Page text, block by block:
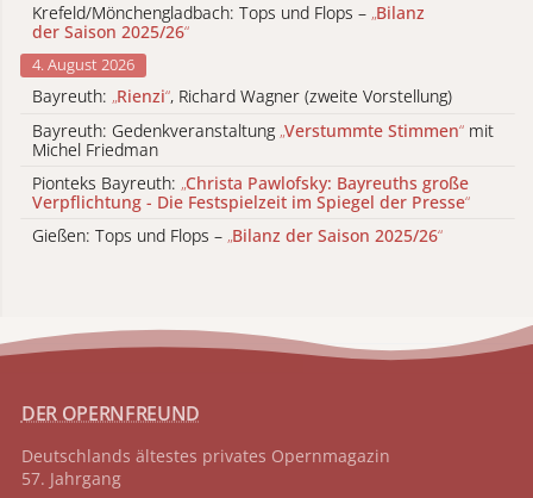
Krefeld/Mönchengladbach: Tops und Flops – „Bilanz
der Saison 2025/26“
4. August 2026
Bayreuth: „Rienzi“, Richard Wagner (zweite Vorstellung)
Bayreuth: Gedenkveranstaltung „Verstummte Stimmen“ mit
Michel Friedman
Pionteks Bayreuth: „Christa Pawlofsky: Bayreuths große
Verpflichtung - Die Festspielzeit im Spiegel der Presse“
Gießen: Tops und Flops – „Bilanz der Saison 2025/26“
DER OPERNFREUND
Deutschlands ältestes privates Opernmagazin
57. Jahrgang